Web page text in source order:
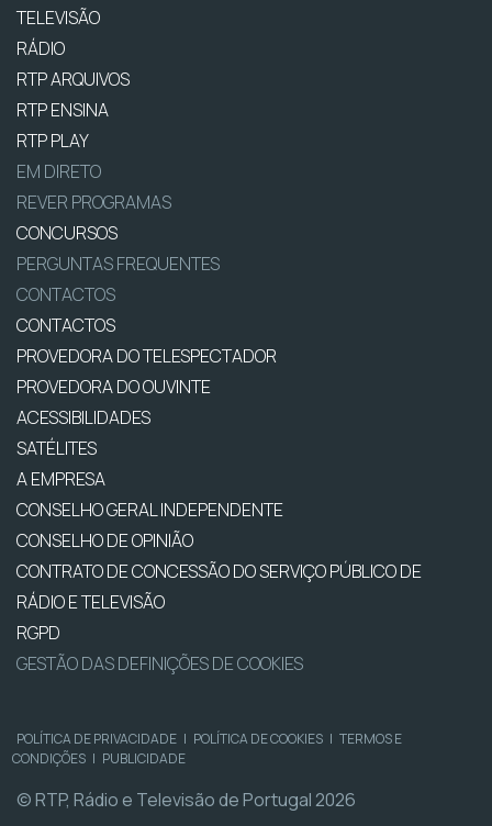
TELEVISÃO
RÁDIO
RTP ARQUIVOS
RTP ENSINA
RTP PLAY
EM DIRETO
REVER PROGRAMAS
CONCURSOS
PERGUNTAS FREQUENTES
CONTACTOS
CONTACTOS
PROVEDORA DO TELESPECTADOR
PROVEDORA DO OUVINTE
ACESSIBILIDADES
SATÉLITES
A EMPRESA
CONSELHO GERAL INDEPENDENTE
CONSELHO DE OPINIÃO
CONTRATO DE CONCESSÃO DO SERVIÇO PÚBLICO DE
RÁDIO E TELEVISÃO
RGPD
GESTÃO DAS DEFINIÇÕES DE COOKIES
POLÍTICA DE PRIVACIDADE | POLÍTICA DE COOKIES | TERMOS E
CONDIÇÕES | PUBLICIDADE
© RTP, Rádio e Televisão de Portugal 2026